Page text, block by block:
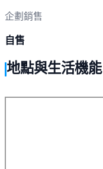
企劃銷售
自售
地點與生活機能